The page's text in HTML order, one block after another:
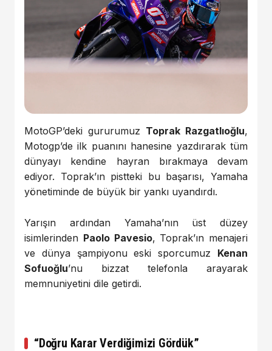
MotoGP’deki gururumuz Toprak Razgatlıoğlu,
Motogp’de ilk puanını hanesine yazdırarak tüm
dünyayı kendine hayran bırakmaya devam
ediyor. Toprak’ın pistteki bu başarısı, Yamaha
yönetiminde de büyük bir yankı uyandırdı.
Yarışın ardından Yamaha’nın üst düzey
isimlerinden Paolo Pavesio, Toprak’ın menajeri
ve dünya şampiyonu eski sporcumuz Kenan
Sofuoğlu’nu bizzat telefonla arayarak
memnuniyetini dile getirdi.
“Doğru Karar Verdiğimizi Gördük”